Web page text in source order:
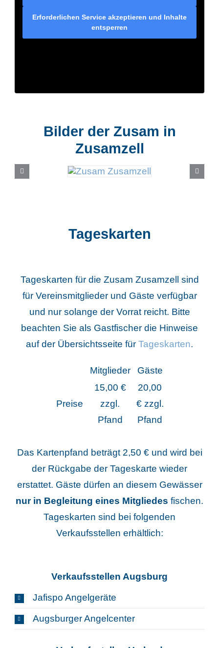
Erforderlichen Service akzeptieren und Inhalte
entsperren
Bilder der Zusam in
Zusamzell
Tageskarten
Tageskarten für die Zusam Zusamzell sind
für Vereinsmitglieder und Gäste verfügbar
und nur solange der Vorrat reicht. Bitte
beachten Sie als Gastfischer die Hinweise
auf der Übersichtsseite für Tageskarten.
Mitglieder Gäste
Preise
15,00 €
zzgl.
Pfand
20,00
€ zzgl.
Pfand
Das Kartenpfand beträgt 2,50 € und wird bei
der Rückgabe der Tageskarte wieder
erstattet. Gäste dürfen an diesem Gewässer
nur in Begleitung eines Mitgliedes fischen.
Tageskarten sind bei folgenden
Verkaufsstellen erhältlich:
Verkaufsstellen Augsburg
Jafispo Angelgeräte
Augsburger Angelcenter